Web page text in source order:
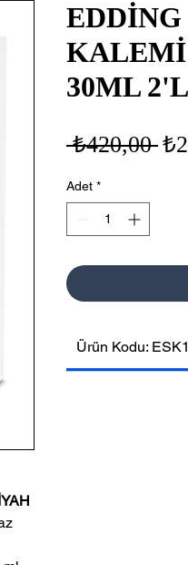
EDDİNG
30ML
₺420,00
Adet *
Ürün Kodu: